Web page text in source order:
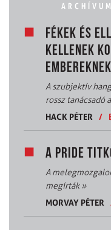
FÉKEK ÉS
KELLENEK
A szubjektív
rossz tanácsadó
HACK PÉTER
/
A PRIDE
A
megírták»
MORVAY PÉTER